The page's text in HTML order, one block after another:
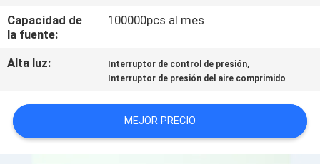
SOLICITAR
UNA CITA
NEWS
Capacidad de
la fuente:
100000pcs al mes
Alta luz: Interruptor de control de presión,
Interruptor de presión del aire comprimido
MEJOR PRECIO